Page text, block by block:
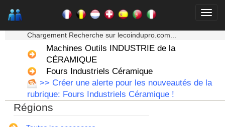
Chargement Recherche sur lecoindupro.com...
Machines Outils INDUSTRIE de la
CÉRAMIQUE
Fours Industriels Céramique
>> Créer une alerte pour les nouveautés de la
rubrique: Fours Industriels Céramique !
Régions
Aquitaine
Basse Normandie
Bourgogne
Bretagne
Centre
Champagne Ardenne
Corse
Franche Comte - Suisse
Guadeloupe
Guyane